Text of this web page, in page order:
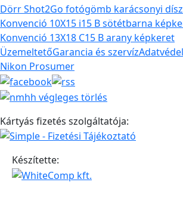
Dörr Shot2Go fotógömb karácsonyi dísz
Konvenció 10X15 i15 B sötétbarna
Konvenció 13X18 C15 B arany képkeret
ÜzemeltetőGarancia és szervíz
Nikon Prosumer
Kártyás fizetés szolgáltatója:
Készítette: